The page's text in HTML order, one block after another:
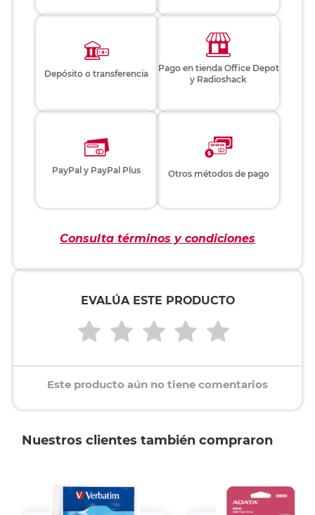
Depósito o transferencia
Pago en tienda Office Depot
y Radioshack
PayPal y PayPal Plus Otros métodos de pago
Consulta términos y condiciones
EVALÚA ESTE PRODUCTO
Este producto aún no tiene comentarios
Nuestros clientes también compraron